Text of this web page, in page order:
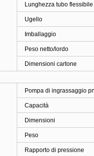
Lunghezza tubo flessibile
Ugello
Imballaggio
Peso netto/lordo
Dimensioni cartone
Pompa di ingrassaggio
Capacità
Dimensioni
Peso
Rapporto di pressione